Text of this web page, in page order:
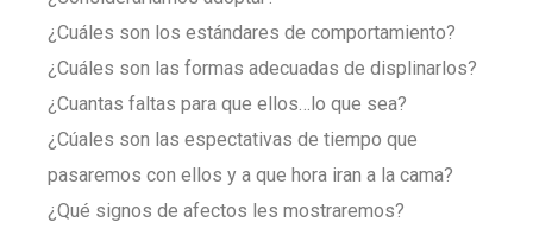
¿Cuáles son los estándares de comportamiento?
¿Cuáles son las formas adecuadas de displinarlos?
¿Cuantas faltas para que ellos…lo que sea?
¿Cúales son las espectativas de tiempo que
pasaremos con ellos y a que hora iran a la cama?
¿Qué signos de afectos les mostraremos?